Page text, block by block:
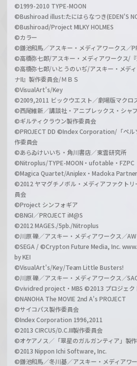
©1999-2010 TYPE-MOON
©Bushiroad illust:たにはらなつき(EDEN'S
©Bushiroad/Project MILKY HOLMES
©カラー
©鎌池和馬／アスキー・メディアワークス／
©高橋弥七郎/アスキー・メディアワークス/
©高橋弥七郎/いとうのいぢ/アスキー・メデ
ナII』製作委員会/ＭＢＳ
©VisualArt's/Key
©2009,2011 ビックウエスト／劇場版マクロ
©西尾維新／講談社・アニプレックス・シャ
©ギルティクラウン製作委員会
©PROJECT DD ©Index Corporation/「ペル
作委員会
©あらゐけいいち・角川書店／東雲研究所
©Nitroplus/TYPE-MOON・ufotable・FZPC
©Magica Quartet/Aniplex・Madoka
©2012 ヤマグチノボル・メディアファクト
員会
©Project シンフォギア
©BNGI／PROJECT iM@S
©2012 MAGES./5pb./Nitroplus
©川原 礫／アスキー・メディアワークス／
©SEGA / ©Crypton Future Media, Inc.
by KEI
©VisualArt's/Key/Team Little Busters!
©川原 礫／アスキー・メディアワークス／
©vividred project・MBS ©2013 プロジェク
©NANOHA The MOVIE 2nd A's PROJECT
©サイコパス製作委員会
©Index Corporation 1996,2011
©2013 CIRCUS/D.C.III製作委員会
©オケアノス／「翠星のガルガンティア」製
©2013 Nippon Ichi Software, Inc.
©鎌池和馬／冬川基／アスキー・メディアワ